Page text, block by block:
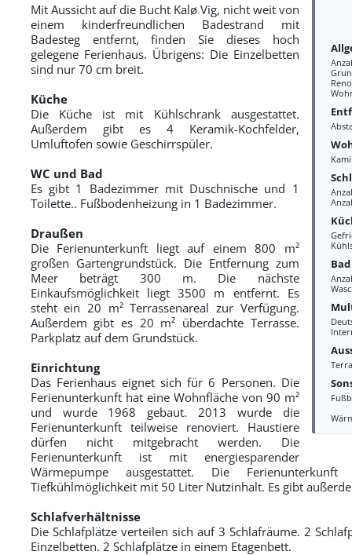
Bad
Mit Aussicht auf die Bucht Kalø Vig, nicht weit von
einem kinderfreundlichen Badestrand mit
Badesteg entfernt, finden Sie dieses hoch
gelegene Ferienhaus. Übrigens: Die Einzelbetten
sind nur 70 cm breit.
Küche
Die Küche ist mit Kühlschrank ausgestattet.
Außerdem gibt es 4 Keramik-Kochfelder,
Umluftofen sowie Geschirrspüler.
WC und Bad
Es gibt 1 Badezimmer mit Duschnische und 1
Toilette.. Fußbodenheizung in 1 Badezimmer.
Draußen
Die Ferienunterkunft liegt auf einem 800 m²
großen Gartengrundstück. Die Entfernung zum
Meer beträgt 300 m. Die nächste
Einkaufsmöglichkeit liegt 3500 m entfernt. Es
steht ein 20 m² Terrassenareal zur Verfügung.
Außerdem gibt es 20 m² überdachte Terrasse.
Parkplatz auf dem Grundstück.
Einrichtung
Das Ferienhaus eignet sich für 6 Personen. Die
Ferienunterkunft hat eine Wohnfläche von 90 m²
und wurde 1968 gebaut. 2013 wurde die
Ferienunterkunft teilweise renoviert. Haustiere
dürfen nicht mitgebracht werden. Die
Ferienunterkunft ist mit energiesparender
Wärmepumpe ausgestattet. Die
Tiefkühlmöglichkeit mit 50 Liter Nutzinhalt. Es gibt
Schlafverhältnisse
Die Schlafplätze verteilen sich auf 3 Schlafräume. 2
Einzelbetten. 2 Schlafplätze in einem Etagenbett.